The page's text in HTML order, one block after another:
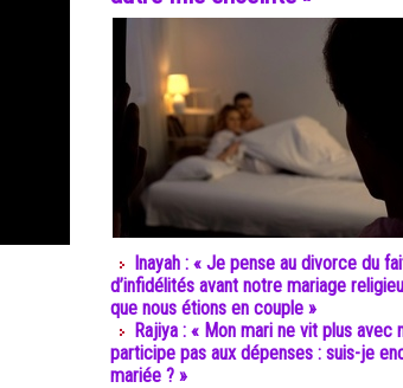
Inayah : « Je pense au divorce du
d’infidélités avant notre mariage
que nous étions en couple »
Rajiya : « Mon mari ne vit plus avec
participe pas aux dépenses : suis-je
mariée ? »